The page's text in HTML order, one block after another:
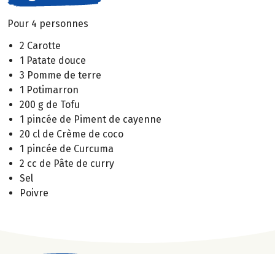
Pour 4 personnes
2 Carotte
1 Patate douce
3 Pomme de terre
1 Potimarron
200 g de Tofu
1 pincée de Piment de cayenne
20 cl de Crème de coco
1 pincée de Curcuma
2 cc de Pâte de curry
Sel
Poivre